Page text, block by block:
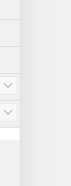
Onyesha
zaidi
Onyesha
zaidi